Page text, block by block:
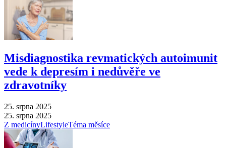
Misdiagnostika revmatických autoimunit
vede k depresím i nedůvěře ve
zdravotníky
25. srpna 2025
25. srpna 2025
Z medicínyLifestyleTéma měsíce